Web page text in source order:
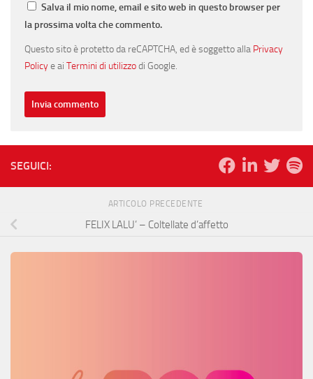
Salva il mio nome, email e sito web in questo browser per
la prossima volta che commento.
Questo sito è protetto da reCAPTCHA, ed è soggetto alla Privacy
Policye ai Termini di utilizzodi Google.
SEGUICI:
ARTICOLO PRECEDENTE
FELIX LALU’ – Coltellate d’affetto